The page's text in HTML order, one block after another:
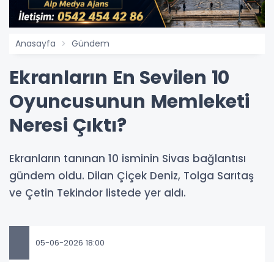
Anasayfa Gündem
Ekranların En Sevilen 10
Oyuncusunun Memleketi
Neresi Çıktı?
Ekranların tanınan 10 isminin Sivas bağlantısı
gündem oldu. Dilan Çiçek Deniz, Tolga Sarıtaş
ve Çetin Tekindor listede yer aldı.
05-06-2026 18:00